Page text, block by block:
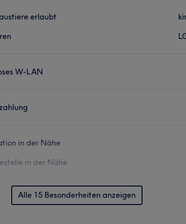
erlaubt
W-LAN
in der Nähe
in der Nähe
Alle 15 Besonderheiten anzeigen